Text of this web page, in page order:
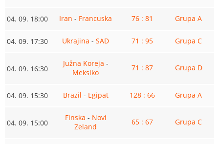
04. 09. 18:00 Iran - Francuska 76 : 81 Grupa A
04. 09. 17:30 Ukrajina - SAD 71 : 95 Grupa C
04. 09. 16:30
Južna Koreja -
Meksiko
71 : 87 Grupa D
04. 09. 15:30 Brazil - Egipat 128 : 66 Grupa A
04. 09. 15:00
Finska - Novi
Zeland
65 : 67 Grupa C